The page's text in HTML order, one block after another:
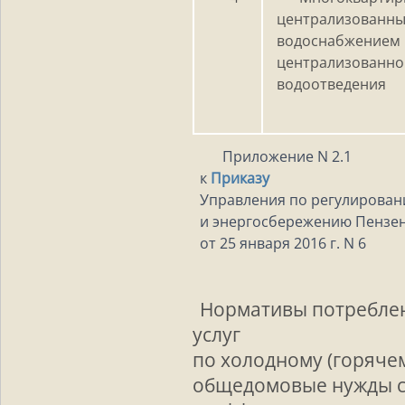
водоотведения
Приложение N 2.1
к Приказу
Управления по
и энергосбережению
от 25 января 2016 г. N 6
Нормативы
услуг
по холодному
общедомовые нужды